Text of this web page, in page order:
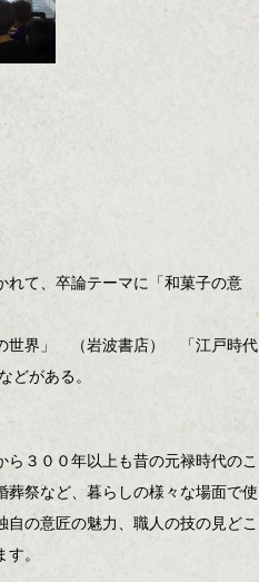
れて、卒論テーマに「和菓子の意
世界」 （岩波書店） 「江戸時代
どがある。
３００年以上も昔の元禄時代のこ
葬祭など、暮らしの様々な場面で使
の意匠の魅力、職人の技の見どこ
。